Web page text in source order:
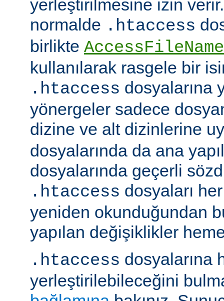
yerleştirilmesine izin
normalde .htaccess
birlikte AccessFileName
kullanılarak rasgele bir
.htaccess dosyalarına
yönergeler sadece
dizine ve alt dizinlerine
dosyalarında da ana
dosyalarında geçerli
.htaccess dosyaları
yeniden okunduğundan
yapılan değişiklikler
.htaccess dosyalarına
yerleştirilebileceğini